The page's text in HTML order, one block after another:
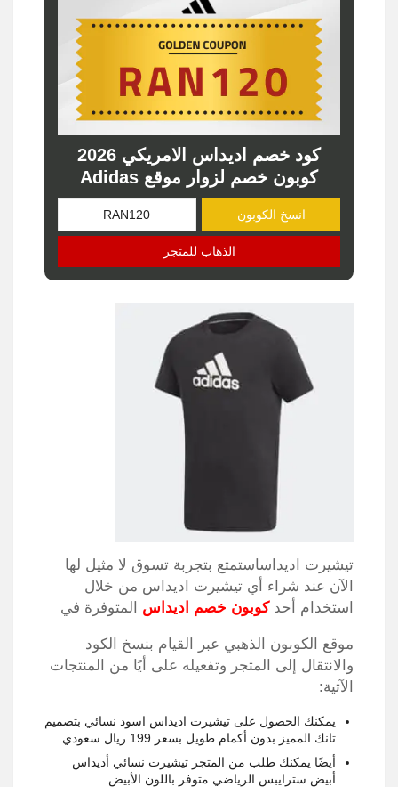
كود خصم اديداس الامريكي 2026
كوبون خصم لزوار موقع Adidas
انسخ الكوبون
الذهاب للمتجر
تيشيرت اديداساستمتع بتجربة تسوق لا مثيل لها
الآن عند شراء أي تيشيرت اديداس من خلال
استخدام أحدكوبون خصم اديداس المتوفرة في
موقع الكوبون الذهبي عبر القيام بنسخ الكود
والانتقال إلى المتجر وتفعيله على أيًا من المنتجات
الآتية:
يمكنك الحصول على تيشيرت اديداس اسود نسائي بتصميم
تانك المميز بدون أكمام طويل بسعر 199 ريال سعودي.
أيضًا يمكنك طلب من المتجر تيشيرت نسائي أديداس
أبيض سترايبس الرياضي متوفر باللون الأبيض.